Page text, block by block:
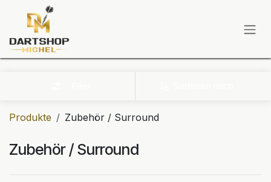
Zum Inhalt springen
Produkte Zubehör / Surround
Zubehör / Surround